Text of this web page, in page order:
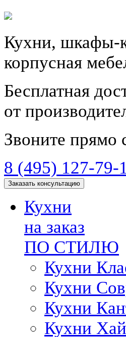
Кухни, шкафы-
корпусная
Бесплатная
от
Звоните прямо
8 (495) 127-79-
Заказать консультацию
Кухни
на заказ
ПО СТИЛЮ
Кухни
Кухни
Кухни
Кухни